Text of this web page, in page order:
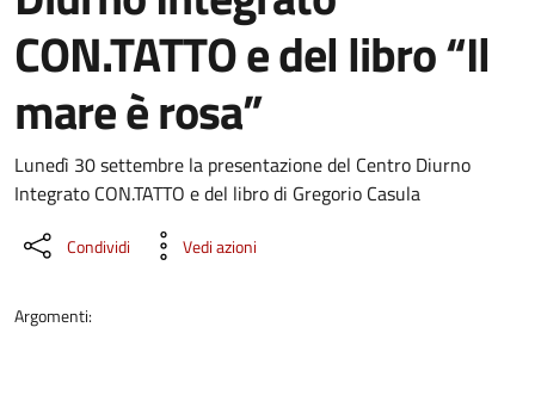
CON.TATTO e del libro “Il
mare è rosa”
Dettaglio dell'evento
Lunedì 30 settembre la presentazione del Centro Diurno
Integrato CON.TATTO e del libro di Gregorio Casula
Condividi Vedi azioni
Argomenti: